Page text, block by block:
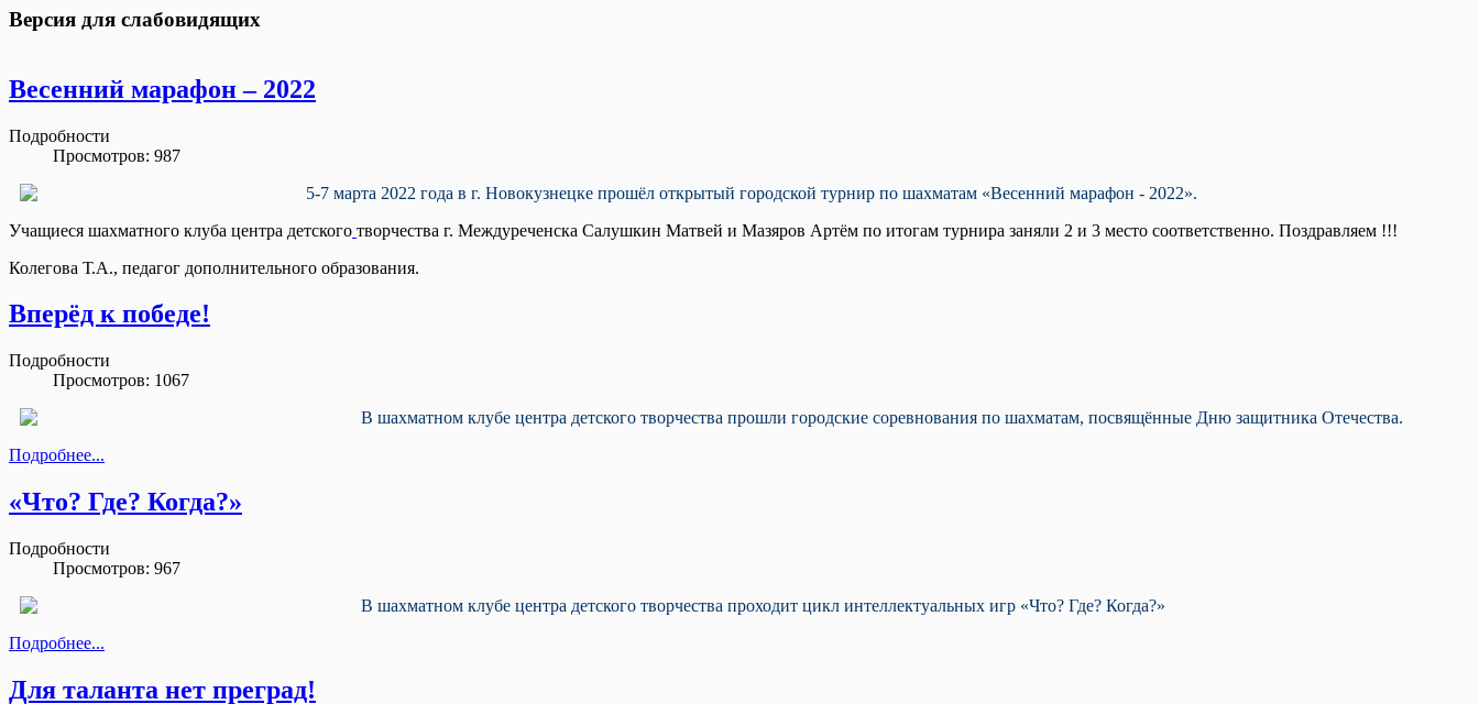
Версия для слабовидящих
Весенний марафон – 2022
Подробности
Просмотров: 987
5-7 марта 2022 года в г. Новокузнецке прошёл открытый городской турнир по шахматам «Весенний марафон - 2022».
Учащиеся шахматного клуба центра детского творчества г. Междуреченска Салушкин Матвей и Мазяров Артём по итогам турнира заняли 2 и 3 место соответственно. Поздравляем !!!
Колегова Т.А., педагог дополнительного образования.
Вперёд к победе!
Подробности
Просмотров: 1067
В шахматном клубе центра детского творчества прошли городские соревнования по шахматам, посвящённые Дню защитника Отечества.
Подробнее...
«Что? Где? Когда?»
Подробности
Просмотров: 967
В шахматном клубе центра детского творчества проходит цикл интеллектуальных игр «Что? Где? Когда?»
Подробнее...
Для таланта нет преград!